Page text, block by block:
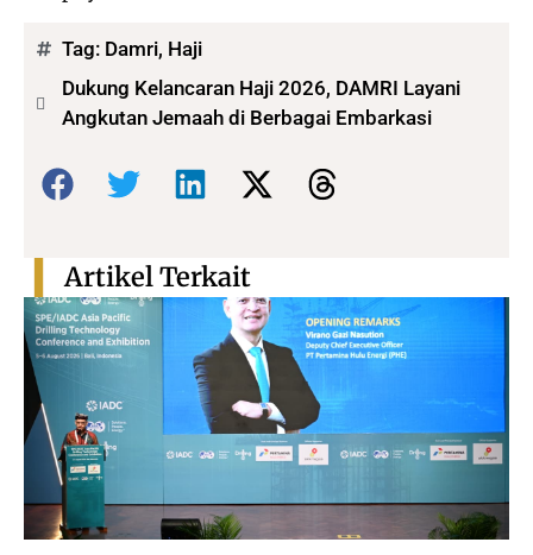
Tag: Damri, Haji
Dukung Kelancaran Haji 2026, DAMRI Layani
Angkutan Jemaah di Berbagai Embarkasi
Bagikan:
Artikel Terkait